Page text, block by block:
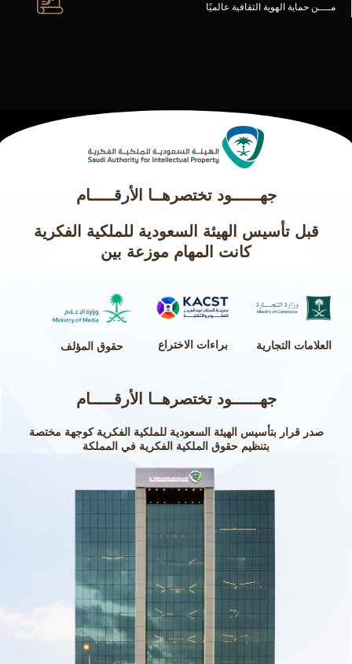
مــــن حماية الهوية الثقافية عالميًا
جهــــــود تختصرهــا الأرقـــــام
قبل تأسيس الهيئة السعودية للملكية الفكرية
كانت المهام موزعة بين
العلامات التجارية براءات الاختراع حقوق المؤلف
جهــــــود تختصرهــا الأرقـــــام
صدر قرار بتأسيس الهيئة السعودية للملكية الفكرية كوجهة مختصة
بتنظيم حقوق الملكية الفكرية في المملكة